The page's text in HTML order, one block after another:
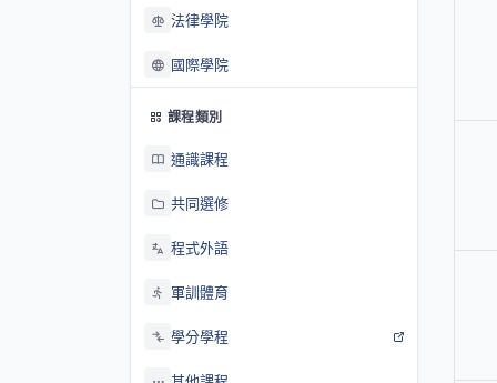
法律學院
國際學院
課程類別
通識課程
共同選修
程式外語
軍訓體育
學分學程